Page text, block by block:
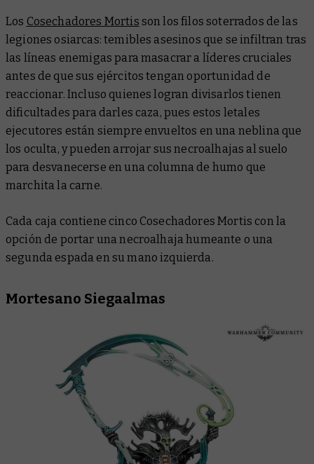
Los Cosechadores Mortis son los filos soterrados de las
legiones osiarcas: temibles asesinos que se infiltran tras
las líneas enemigas para masacrar a líderes cruciales
antes de que sus ejércitos tengan oportunidad de
reaccionar. Incluso quienes logran divisarlos tienen
dificultades para darles caza, pues estos letales
ejecutores están siempre envueltos en una neblina que
los oculta, y pueden arrojar sus necroalhajas al suelo
para desvanecerse en una columna de humo que
marchita la carne.
Cada caja contiene cinco Cosechadores Mortis con la
opción de portar una necroalhaja humeante o una
segunda espada en su mano izquierda.
Mortesano Siegaalmas